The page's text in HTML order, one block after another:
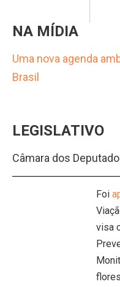
NA MÍDIA
Uma nova agenda
Brasil
LEGISLATIVO
Câmara dos
Foi
visa